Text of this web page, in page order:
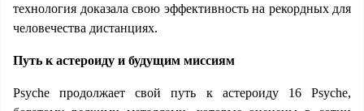
технология доказала свою эффективность на рекордных для
человечества дистанциях.
Путь к астероиду и будущим миссиям
Psyche продолжает свой путь к астероиду 16 Psyche,